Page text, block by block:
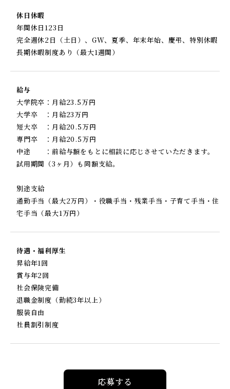
休日休暇
年間休日123日
完全週休2日（土日）、GW、夏季、年末年始、慶弔、特別休暇
長期休暇制度あり（最大1週間）
給与
大学院卒：月給23.5万円
大学卒 ：月給23万円
短大卒 ：月給20.5万円
専門卒 ：月給20.5万円
中途 ：前給与額をもとに相談に応じさせていただきます。
試用期間（3ヶ月）も同額支給。
別途支給
通勤手当（最大2万円）・役職手当・残業手当・子育て手当・住
宅手当（最大1万円）
待遇・福利厚生
昇給年1回
賞与年2回
社会保険完備
退職金制度（勤続3年以上）
服装自由
社員割引制度
応募する